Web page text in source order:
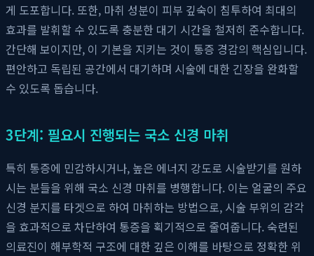
게 도포합니다. 또한, 마취 성분이 피부 깊숙이 침투하여 최대의
효과를 발휘할 수 있도록 충분한 대기 시간을 철저히 준수합니다.
간단해 보이지만, 이 기본을 지키는 것이 통증 경감의 핵심입니다.
편안하고 독립된 공간에서 대기하며 시술에 대한 긴장을 완화할
수 있도록 돕습니다.
3단계: 필요시 진행되는 국소 신경 마취
특히 통증에 민감하시거나, 높은 에너지 강도로 시술받기를 원하
시는 분들을 위해 국소 신경 마취를 병행합니다. 이는 얼굴의 주요
신경 분지를 타겟으로 하여 마취하는 방법으로, 시술 부위의 감각
을 효과적으로 차단하여 통증을 획기적으로 줄여줍니다. 숙련된
의료진이 해부학적 구조에 대한 깊은 이해를 바탕으로 정확한 위